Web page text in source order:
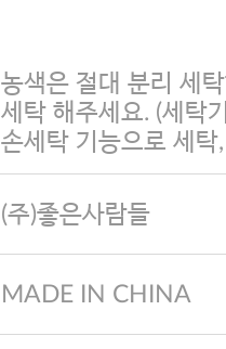
농색은 절대 분리 세
세탁 해주세요. (세탁
손세탁 기능으로 세탁
(주)좋은사람들
MADE IN CHINA